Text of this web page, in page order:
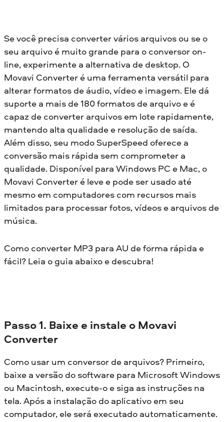
Se você precisa converter vários arquivos ou se o
seu arquivo é muito grande para o conversor on-
line, experimente a alternativa de desktop. O
Movavi Converter é uma ferramenta versátil para
alterar formatos de áudio, vídeo e imagem. Ele dá
suporte a mais de 180 formatos de arquivo e é
capaz de converter arquivos em lote rapidamente,
mantendo alta qualidade e resolução de saída.
Além disso, seu modo SuperSpeed oferece a
conversão mais rápida sem comprometer a
qualidade. Disponível para Windows PC e Mac, o
Movavi Converter é leve e pode ser usado até
mesmo em computadores com recursos mais
limitados para processar fotos, vídeos e arquivos de
música.
Como converter MP3 para AU de forma rápida e
fácil? Leia o guia abaixo e descubra!
Passo 1. Baixe e instale o Movavi
Converter
Como usar um conversor de arquivos? Primeiro,
baixe a versão do software para Microsoft Windows
ou Macintosh, execute-o e siga as instruções na
tela. Após a instalação do aplicativo em seu
computador, ele será executado automaticamente.